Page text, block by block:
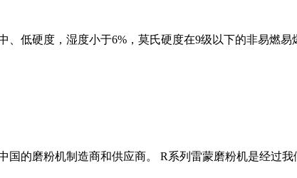
低硬度，湿度小于6%，莫氏硬度在9级以下的非易燃
的磨粉机制造商和供应商。 R系列雷蒙磨粉机是经过